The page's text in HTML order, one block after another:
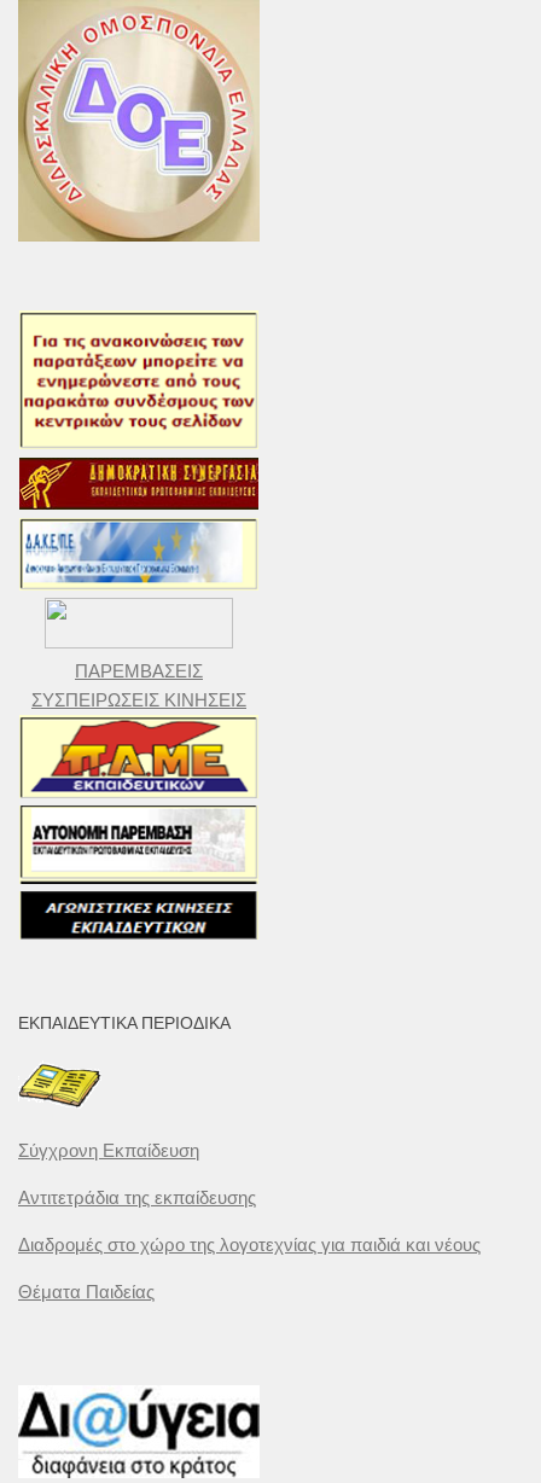
ΠΑΡΕΜΒΑΣΕΙΣ
ΣΥΣΠΕΙΡΩΣΕΙΣ ΚΙΝΗΣΕΙΣ
ΕΚΠΑΙΔΕΥΤΙΚΆ ΠΕΡΙΟΔΙΚΆ
Σύγχρονη Εκπαίδευση
Αντιτετράδια της εκπαίδευσης
Διαδρομές στο χώρο της λογοτεχνίας για παιδιά και νέους
Θέματα Παιδείας